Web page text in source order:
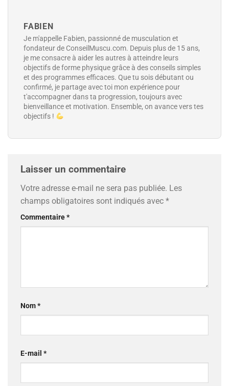
FABIEN
Je m'appelle Fabien, passionné de musculation et
fondateur de ConseilMuscu.com. Depuis plus de 15 ans,
je me consacre à aider les autres à atteindre leurs
objectifs de forme physique grâce à des conseils simples
et des programmes efficaces. Que tu sois débutant ou
confirmé, je partage avec toi mon expérience pour
t'accompagner dans ta progression, toujours avec
bienveillance et motivation. Ensemble, on avance vers tes
objectifs !
Laisser un commentaire
Votre adresse e-mail ne sera pas publiée. Les
champs obligatoires sont indiqués avec *
Commentaire*
Nom*
E-mail *